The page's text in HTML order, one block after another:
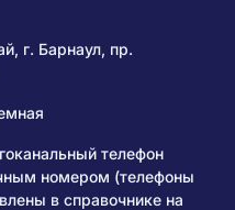
г. Барнаул, пр.
телефон
номером (телефоны
в справочнике на